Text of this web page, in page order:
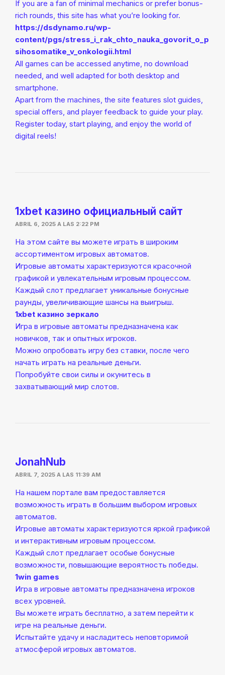
If you are a fan of minimal mechanics or prefer bonus-
rich rounds, this site has what you’re looking for.
https://dsdynamo.ru/wp-
content/pgs/stress_i_rak_chto_nauka_govorit_o_p
sihosomatike_v_onkologii.html
All games can be accessed anytime, no download
needed, and well adapted for both desktop and
smartphone.
Apart from the machines, the site features slot guides,
special offers, and player feedback to guide your play.
Register today, start playing, and enjoy the world of
digital reels!
1xbet казино официальный сайт
ABRIL 6, 2025 A LAS 2:22 PM
На этом сайте вы можете играть в широким
ассортиментом игровых автоматов.
Игровые автоматы характеризуются красочной
графикой и увлекательным игровым процессом.
Каждый слот предлагает уникальные бонусные
раунды, увеличивающие шансы на выигрыш.
1xbet казино зеркало
Игра в игровые автоматы предназначена как
новичков, так и опытных игроков.
Можно опробовать игру без ставки, после чего
начать играть на реальные деньги.
Попробуйте свои силы и окунитесь в
захватывающий мир слотов.
JonahNub
ABRIL 7, 2025 A LAS 11:39 AM
На нашем портале вам предоставляется
возможность играть в большим выбором игровых
автоматов.
Игровые автоматы характеризуются яркой графикой
и интерактивным игровым процессом.
Каждый слот предлагает особые бонусные
возможности, повышающие вероятность победы.
1win games
Игра в игровые автоматы предназначена игроков
всех уровней.
Вы можете играть бесплатно, а затем перейти к
игре на реальные деньги.
Испытайте удачу и насладитесь неповторимой
атмосферой игровых автоматов.